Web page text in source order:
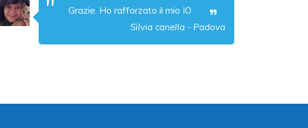
Grazie. Ho rafforzato il mio IO
Silvia canella - Padova